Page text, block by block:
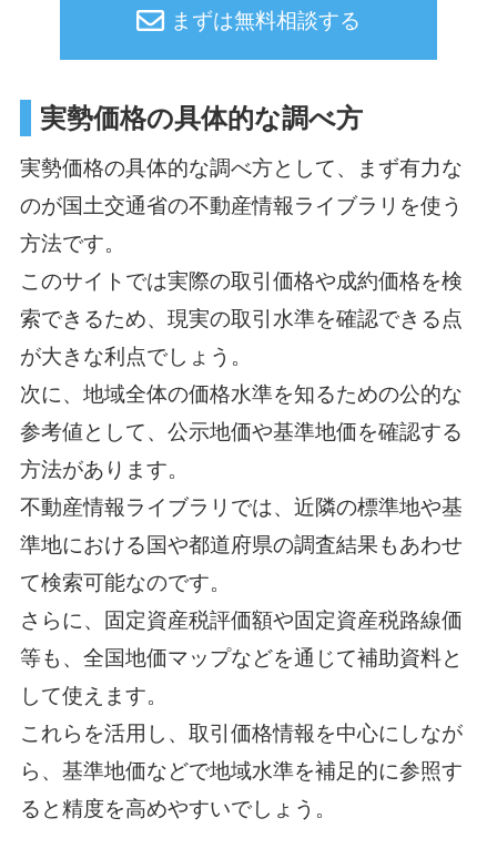
まずは無料相談する
実勢価格の具体的な調べ方
実勢価格の具体的な調べ方として、まず有力な
のが国土交通省の不動産情報ライブラリを使う
方法です。
このサイトでは実際の取引価格や成約価格を検
索できるため、現実の取引水準を確認できる点
が大きな利点でしょう。
次に、地域全体の価格水準を知るための公的な
参考値として、公示地価や基準地価を確認する
方法があります。
不動産情報ライブラリでは、近隣の標準地や基
準地における国や都道府県の調査結果もあわせ
て検索可能なのです。
さらに、固定資産税評価額や固定資産税路線価
等も、全国地価マップなどを通じて補助資料と
して使えます。
これらを活用し、取引価格情報を中心にしなが
ら、基準地価などで地域水準を補足的に参照す
ると精度を高めやすいでしょう。